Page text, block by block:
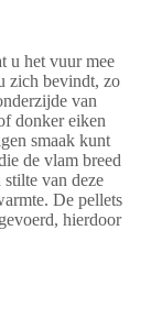
u het vuur mee
zich bevindt, zo
van
donker eiken
smaak kunt
de vlam breed
van deze
De pellets
hierdoor